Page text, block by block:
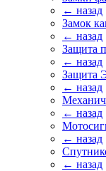
← назад
Замок
← назад
Защита
← назад
Защита
← назад
← назад
← назад
← назад